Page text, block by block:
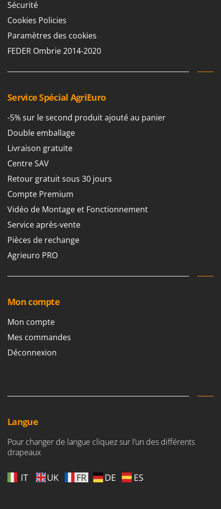
T
Tecla
TecnoGen
Tellarini Pompe
Tenco
Titania
Tornado
Tre Spade
Trev - Abrek - TecnoVIR
Trotec
Troy-Bilt
U
Udor
Unger
V
Verdemax
W
Waldner
Weber
WIDU
Wiper EcoRobot
Worx
Y Yard Force
Z
Zanon
Zephir
ZGrills
Sécurité
Cookies Policies
Paramètres des cookies
FEDER Ombrie 2014-2020
Service Spécial AgriEuro
-5% sur le second produit ajouté au panier
Double emballage
Livraison gratuite
Centre SAV
Retour gratuit sous 30 jours
Compte Premium
Vidéo de Montage et Fonctionnement
Service après-vente
Pièces de rechange
Agrieuro PRO
Mon compte
Mon compte
Mes commandes
Déconnexion
Langue
Pour changer de langue cliquez sur l’un des différents
drapeaux
IT UK FR DE ES